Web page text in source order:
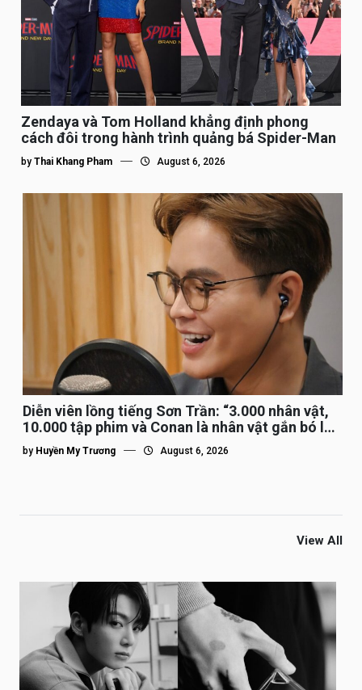
Zendaya và Tom Holland khẳng định phong
cách đôi trong hành trình quảng bá Spider-Man
by Thai Khang Pham August 6, 2026
Diễn viên lồng tiếng Sơn Trần: “3.000 nhân vật,
10.000 tập phim và Conan là nhân vật gắn bó lâu
nhất”
by Huyền My Trương August 6, 2026
View All